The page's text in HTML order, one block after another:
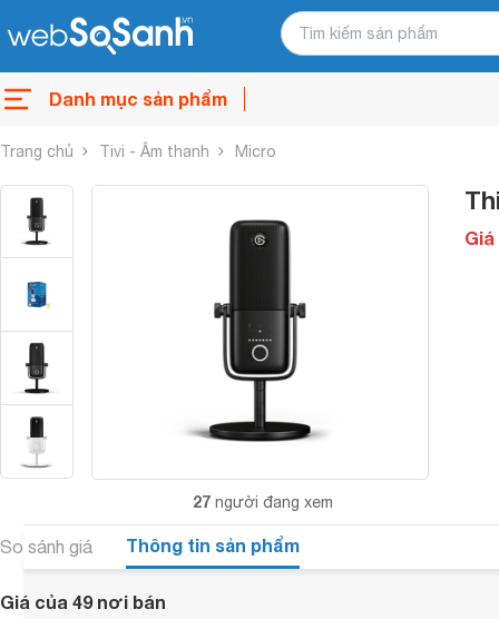
Danh mục sản phẩm
Trang chủ Tivi - Âm thanh Micro
27 người đang xem
Giá
So sánh giá Thông tin sản phẩm
Giá của 49 nơi bán